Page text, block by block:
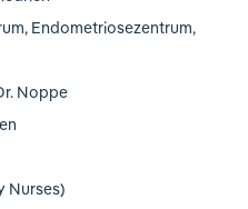
Endometriosezentrum,
Noppe
Nurses)